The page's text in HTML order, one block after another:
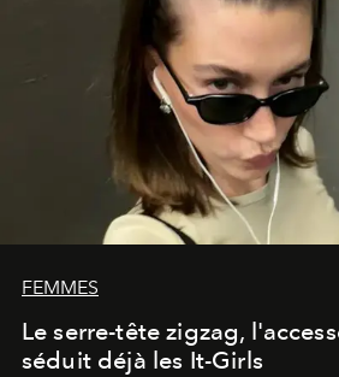
FEMMES
Le serre-tête zigzag,
séduit déjà les It-Girls